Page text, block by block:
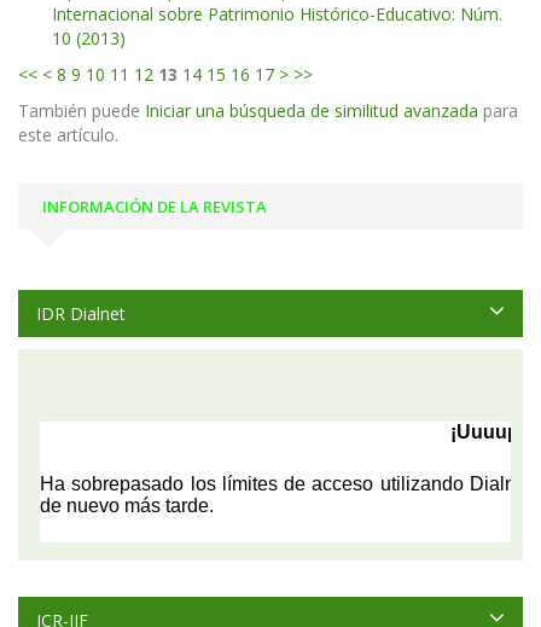
Internacional sobre Patrimonio Histórico-Educativo: Núm.
10 (2013)
<< < 8 9 10 11 12 13 14 15 16 17 > >>
También puede Iniciar una búsqueda de similitud avanzada para
este artículo.
INFORMACIÓN DE LA REVISTA
IDR Dialnet
JCR-JIF